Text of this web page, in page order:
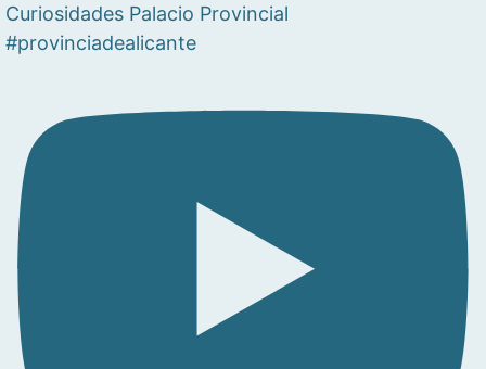
Curiosidades Palacio Provincial
#provinciadealicante